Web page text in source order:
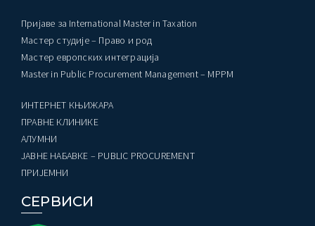
Пријаве за International Master in Taxation
Мастер студије – Право и род
Мастер европских интеграција
Master in Public Procurement Management – MPPM
ИНТЕРНЕТ КЊИЖАРА
ПРАВНЕ КЛИНИКЕ
AЛУМНИ
ЈАВНЕ НАБАВКЕ – PUBLIC PROCUREMENT
ПРИЈЕМНИ
СЕРВИСИ